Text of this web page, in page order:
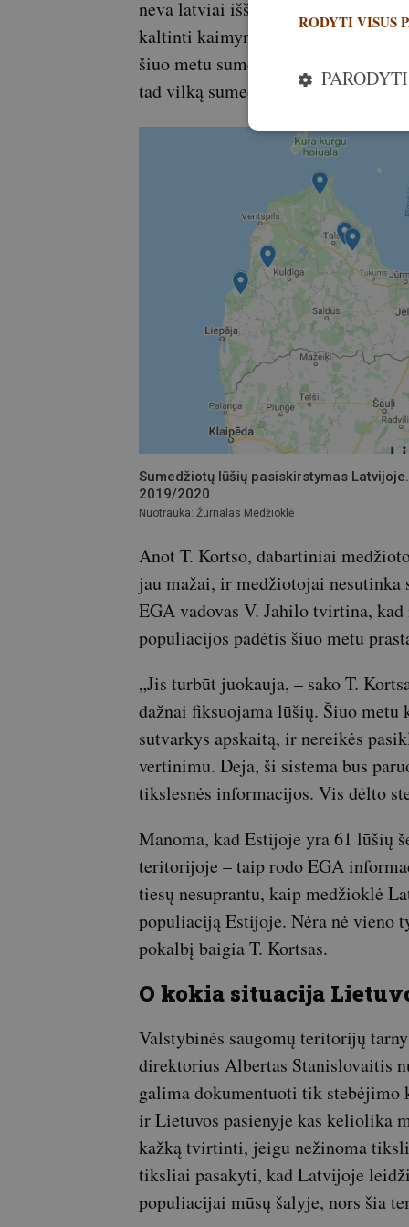
neva latviai iššaudo mūsų lūšis.
kaltinti kaimyną! Vilkų yra daug,
šiuo metu sumedžioti tik 28.
tad vilką sumedžioti labai sunku.“
Sumedžiotų lūšių pasiskirstymas
2019/2020
Nuotrauka: Žurnalas Medžioklė
Anot T. Kortso, dabartiniai
jau mažai, ir medžiotojai
EGA vadovas V. Jahilo tvirtina,
populiacijos padėtis šiuo metu
„Jis turbūt juokauja, – sako T.
dažnai fiksuojama lūšių. Šiuo
sutvarkys apskaitą, ir nereikės
vertinimu. Deja, ši sistema bus
tikslesnės informacijos. Vis dėlto
Manoma, kad Estijoje yra 61 lūšių
teritorijoje – taip rodo EGA
tiesų nesuprantu, kaip medžioklė
populiaciją Estijoje. Nėra nė
pokalbį baigia T. Kortsas.
O kokia situacija
Valstybinės saugomų teritorijų
direktorius Albertas Stanislovaitis
galima dokumentuoti tik stebėjimo
ir Lietuvos pasienyje kas keliolika
kažką tvirtinti, jeigu nežinoma
tiksliai pasakyti, kad Latvijoje
populiacijai mūsų šalyje, nors šia
RODYTI VISUS